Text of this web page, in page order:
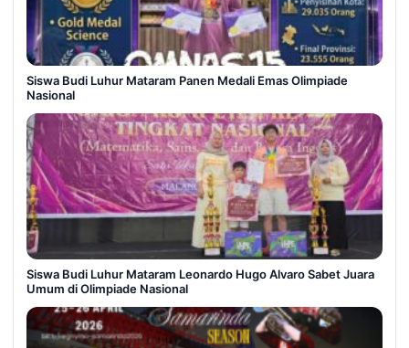
Siswa Budi Luhur Mataram Panen Medali Emas Olimpiade
Nasional
Siswa Budi Luhur Mataram Leonardo Hugo Alvaro Sabet Juara
Umum di Olimpiade Nasional